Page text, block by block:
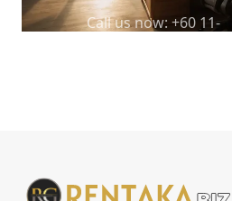
Call us now: +60 11-